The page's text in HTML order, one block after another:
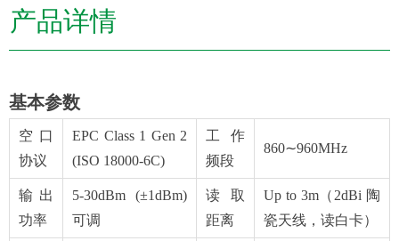
基本参数
空口
协议
EPC Class 1 Gen 2
(ISO 18000-6C)
工作
频段
860∼960MHz
输出
功率
5-30dBm (±1dBm)
可调
读取
距离
Up to 3m（2dBi 陶
瓷天线，读白卡）
产品详情